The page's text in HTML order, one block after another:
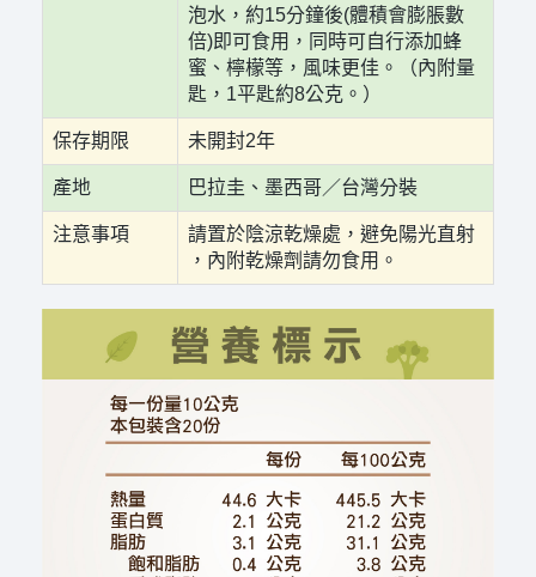
泡水，約15分鐘後(體積會膨脹數
倍)即可食用，同時可自行添加蜂
蜜、檸檬等，風味更佳。（內附量
匙，1平匙約8公克。）
保存期限 未開封2年
產地 巴拉圭、墨西哥／台灣分裝
注意事項
請置於陰涼乾燥處，避免陽光直射
，內附乾燥劑請勿食用。